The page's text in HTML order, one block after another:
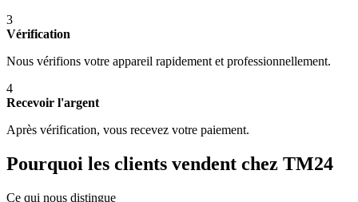
3
Vérification
Nous vérifions votre appareil rapidement et professionnellement.
4
Recevoir l'argent
Après vérification, vous recevez votre paiement.
Pourquoi les clients vendent chez TM24
Ce qui nous distingue